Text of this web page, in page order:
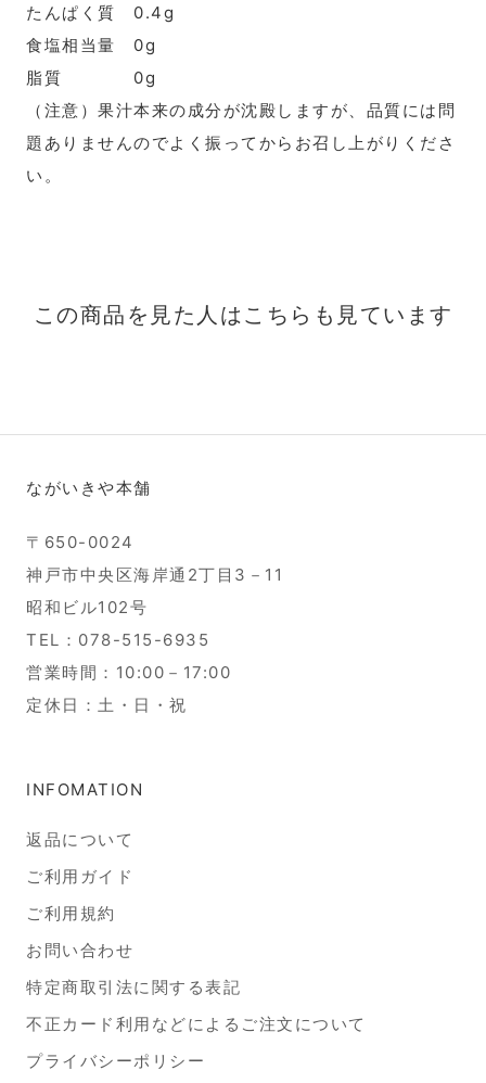
たんぱく質 0.4g
食塩相当量 0g
脂質 0g
（注意）果汁本来の成分が沈殿しますが、品質には問
題ありませんのでよく振ってからお召し上がりくださ
い。
この商品を見た人はこちらも見ています
ながいきや本舗
〒650-0024
神戸市中央区海岸通2丁目3－11
昭和ビル102号
TEL：078-515-6935
営業時間：10:00－17:00
定休日：土・日・祝
INFOMATION
返品について
ご利用ガイド
ご利用規約
お問い合わせ
特定商取引法に関する表記
不正カード利用などによるご注文について
プライバシーポリシー